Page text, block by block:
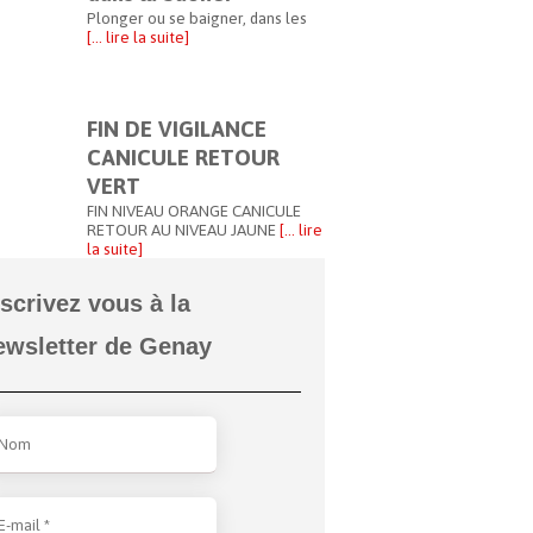
Plonger ou se baigner, dans les
[… lire la suite]
FIN DE VIGILANCE
CANICULE RETOUR
VERT
FIN NIVEAU ORANGE CANICULE
RETOUR AU NIVEAU JAUNE [… lire
la suite]
vous à la
de Genay